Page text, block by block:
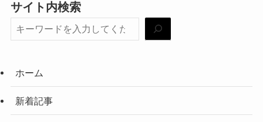
サイト内検索
ホーム
新着記事